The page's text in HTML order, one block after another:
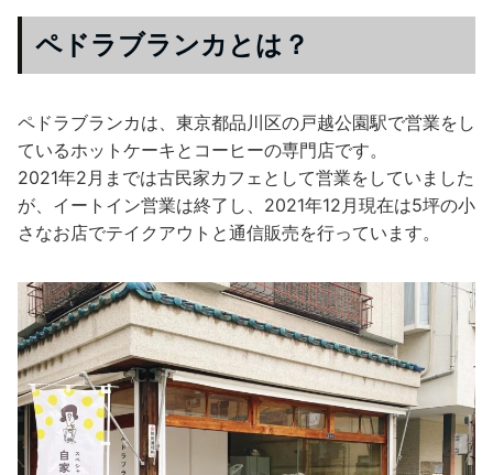
ペドラブランカとは？
ペドラブランカは、東京都品川区の戸越公園駅で営業をし
ているホットケーキとコーヒーの専門店です。
2021年2月までは古民家カフェとして営業をしていました
が、イートイン営業は終了し、2021年12月現在は5坪の小
さなお店でテイクアウトと通信販売を行っています。